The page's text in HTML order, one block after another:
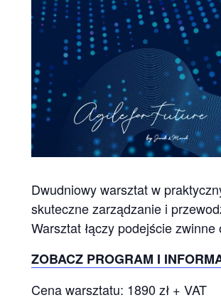
Dwudniowy warsztat w
skuteczne zarządzanie i
Warsztat łączy podejście
ZOBACZ PROGRAM I
Cena warsztatu: 1890 zł + VAT